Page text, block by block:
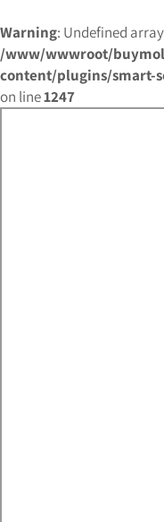
Warning: Undefined
/www/wwwroot/
content/plugins/smart-
on line1247